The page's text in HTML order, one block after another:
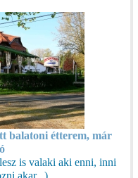
balatoni étterem, már
is valaki aki enni, inni
akar...)